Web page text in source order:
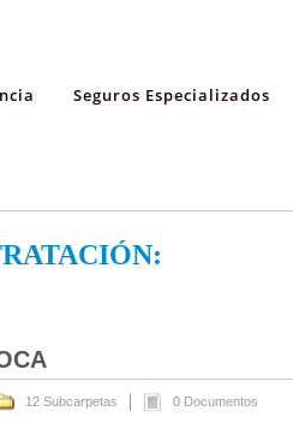
Seguros Especializados
12 Subcarpetas 0 Documentos